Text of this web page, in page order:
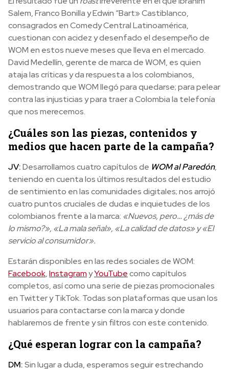
Salem, Franco Bonilla y Edwin “Bart» Castiblanco,
consagrados en Comedy Central Latinoamérica,
cuestionan con acidez y desenfado el desempeño de
WOM en estos nueve meses que lleva en el mercado.
David Medellín, gerente de marca de WOM, es quien
ataja las críticas y da respuesta a los colombianos,
demostrando que WOM llegó para quedarse; para pelear
contra las injusticias y para traer a Colombia la telefonía
que nos merecemos.
¿Cuáles son las piezas, contenidos y
medios que hacen parte de la campaña?
JV:Desarrollamos cuatro capítulos de WOM al Paredón,
teniendo en cuenta los últimos resultados del estudio
de sentimiento en las comunidades digitales; nos arrojó
cuatro puntos cruciales de dudas e inquietudes de los
colombianos frente a la marca: «Nuevos, pero… ¿más de
lo mismo?», «La mala señal», «La calidad de datos» y «El
servicio al consumidor».
Estarán disponibles en las redes sociales de WOM:
Facebook,InstagramyYouTubecomo capítulos
completos, así como una serie de piezas promocionales
en Twitter y TikTok. Todas son plataformas que usan los
usuarios para contactarse con la marca y donde
hablaremos de frente y sin filtros con este contenido.
¿Qué esperan lograr con la campaña?
DM:Sin lugar a duda, esperamos seguir estrechando